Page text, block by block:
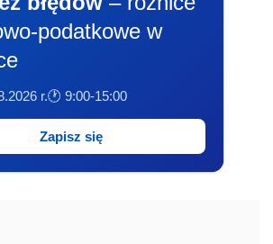
podatkowe w
r.🕐 9:00-15:00
Zapisz się